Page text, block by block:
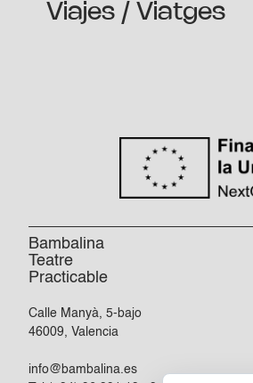
Viajes / Viatges
Bambalina
Teatre
Practicable
Calle Manyà, 5-bajo
46009, Valencia
info@bambalina.es